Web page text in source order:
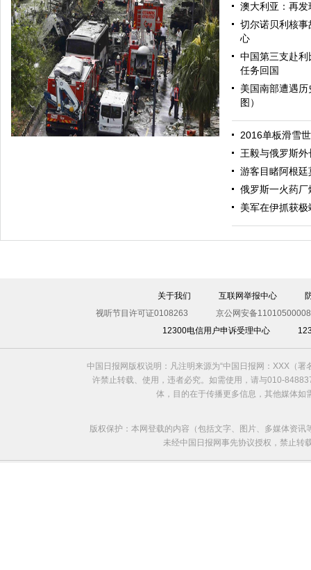
哈里与梅根亮相都柏林街头接受民众欢迎
澳大利亚：再
切尔诺贝利核
心
中国第三支赴
任务回国
美国南部遭遇
图）
2016单板滑雪
王毅与俄罗斯
游客目睹阿根
俄罗斯一火药
美军在伊抓获极
关于我们 互联网举报中心
视听节目许可证0108263
京公网安备
12300电信用户申诉受理中心
中国日报网版权说明：凡注明来源为“中国日报网：XXX（
许禁止转载、使用，违者必究。如需使用，请与010-
体，目的在于传播更多信息，其他媒体
版权保护：本网登载的内容（包括文字、图片、多媒体资
未经中国日报网事先协议授权，禁止转